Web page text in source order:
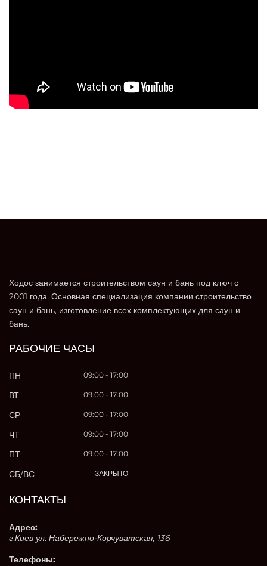
Ходос занимается строительством саун и бань под ключ с
2001 года. Основная специализация компании строительство
саун и бань, изготовление всех комплектующих для саун и
бань.
РАБОЧИЕ ЧАСЫ
ПН 09:00 - 17:00
ВТ 09:00 - 17:00
СР 09:00 - 17:00
ЧТ 09:00 - 17:00
ПТ 09:00 - 17:00
СБ/ВС ЗАКРЫТО
КОНТАКТЫ
Адрес:
г.Киев ул. Набережно-Корчуватская, 136
Телефоны: